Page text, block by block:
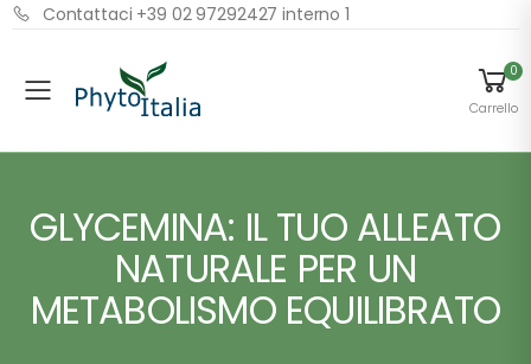
Contattaci +39 02 97292427 interno 1
Menu
0
Carrello
GLYCEMINA: IL TUO ALLEATO
NATURALE PER UN
METABOLISMO EQUILIBRATO